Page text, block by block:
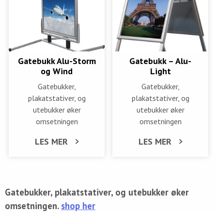
Gatebukk Alu-Storm
og Wind
Gatebukker,
plakatstativer, og
utebukker øker
omsetningen
LES MER
Gatebukk – Alu-
Light
Gatebukker,
plakatstativer, og
utebukker øker
omsetningen
LES MER
Gatebukker, plakatstativer, og utebukker øker
omsetningen. shop her